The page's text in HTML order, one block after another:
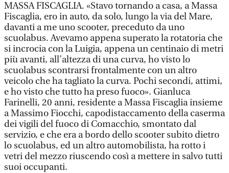
MASSA FISCAGLIA. «Stavo tornando a casa, a Massa
Fiscaglia, ero in auto, da solo, lungo la via del Mare,
davanti a me uno scooter, preceduto da uno
scuolabus. Avevamo appena superato la rotatoria che
si incrocia con la Luigia, appena un centinaio di metri
più avanti, all’altezza di una curva, ho visto lo
scuolabus scontrarsi frontalmente con un altro
veicolo che ha tagliato la curva. Pochi secondi, attimi,
e ho visto che tutto ha preso fuoco». Gianluca
Farinelli, 20 anni, residente a Massa Fiscaglia insieme
a Massimo Fiocchi, capodistaccamento della caserma
dei vigili del fuoco di Comacchio, smontato dal
servizio, e che era a bordo dello scooter subito dietro
lo scuolabus, ed un altro automobilista, ha rotto i
vetri del mezzo riuscendo così a mettere in salvo tutti
suoi occupanti.